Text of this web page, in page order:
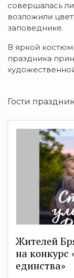
совершалась
возложили
заповеднике.
В яркой
праздника
Гости
Жителей
на конкурс
единства»